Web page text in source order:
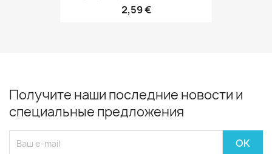
2,59 €
Получите наши последние новости и
специальные предложения